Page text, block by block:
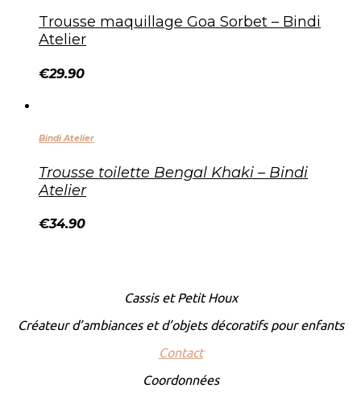
Trousse maquillage Goa Sorbet – Bindi
Atelier
€29.90
Bindi Atelier
Trousse toilette Bengal Khaki – Bindi
Atelier
€34.90
Cassis et Petit Houx
Créateur d’ambiances et d’objets décoratifs pour enfants
Contact
Coordonnées